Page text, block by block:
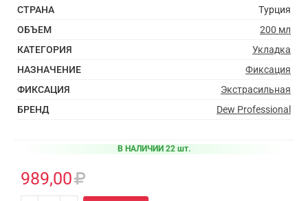
СТРАНА
Турция
ОБЪЕМ
200 мл
КАТЕГОРИЯ
Укладка
НАЗНАЧЕНИЕ
Фиксация
ФИКСАЦИЯ
Экстрасильная
БРЕНД
Dew Professional
В НАЛИЧИИ 22 шт.
989,00